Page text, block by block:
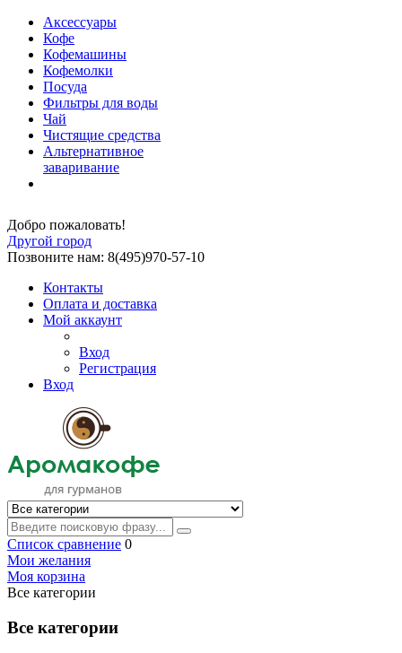
Аксессуары
Кофе
Кофемашины
Кофемолки
Посуда
Фильтры для воды
Чай
Чистящие средства
Альтернативное
заваривание
Добро пожаловать!
Другой город
Позвоните нам: 8(495)970-57-10
Контакты
Оплата и доставка
Мой аккаунт
Вход
Регистрация
Вход
Список сравнение 0
Мои желания
Моя корзина
Все категории
Все категории